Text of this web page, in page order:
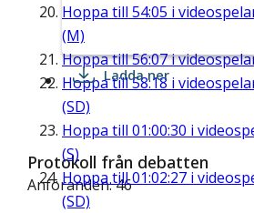
Hoppa till 54:05 i
(M)
Hoppa till56:07i
Hoppa till58:18 i
(SD)
Hoppa till 01:00:30 i
(S)
Hoppa till01:02:27 i
(SD)
Ladda ner
Protokoll från debatten
Anföranden: 46